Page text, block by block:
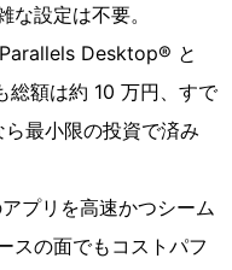
設定は不要。
Desktop® と
総額は約 10 万円、すで
最小限の投資で済み
プリを高速かつシーム
スの面でもコストパフ